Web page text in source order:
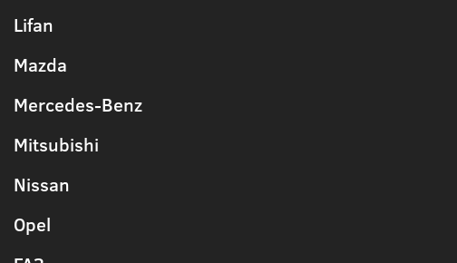
Lifan
Mazda
Mercedes-Benz
Mitsubishi
Nissan
Opel